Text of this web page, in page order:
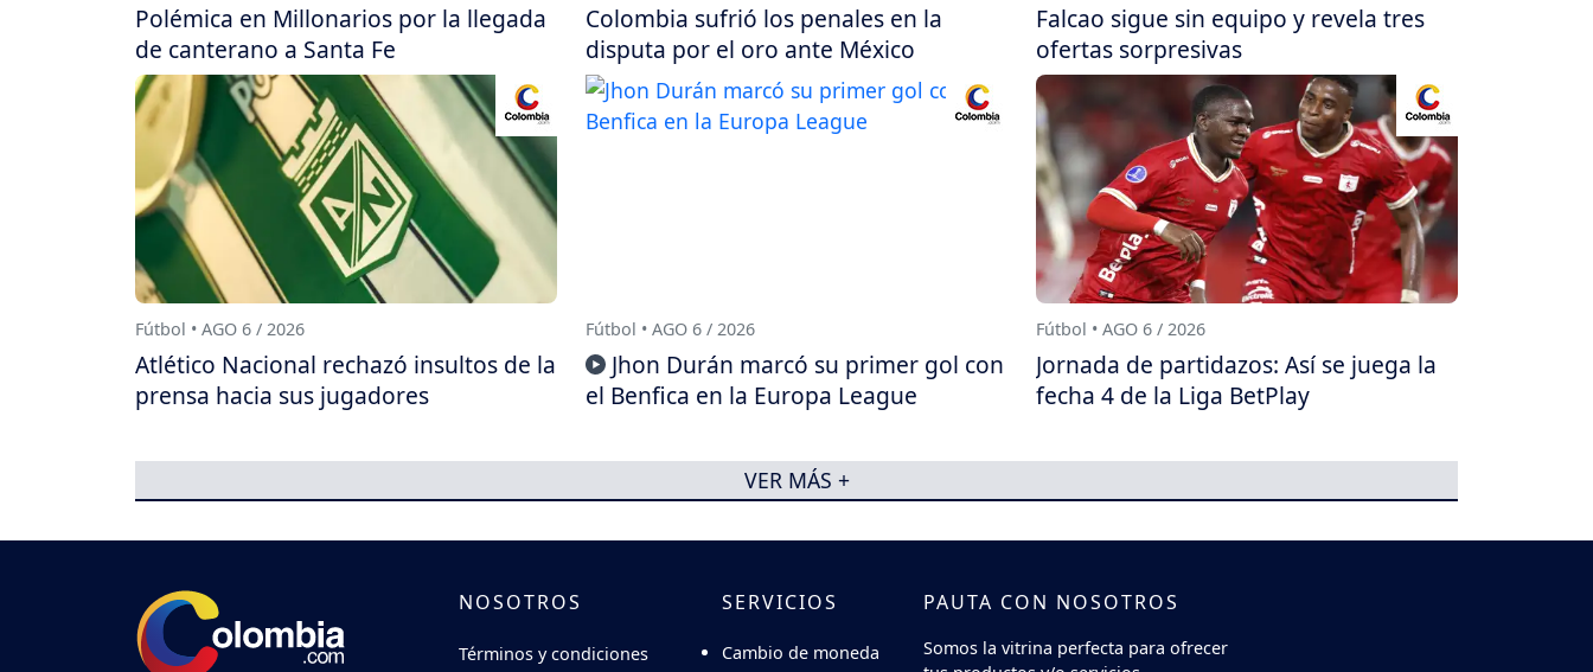
Polémica en Millonarios por la llegada
de canterano a Santa Fe
Colombia sufrió los penales en la
disputa por el oro ante México
Falcao sigue sin equipo y revela tres
ofertas sorpresivas
Fútbol • AGO 6 / 2026
Atlético Nacional rechazó insultos de la
prensa hacia sus jugadores
Fútbol • AGO 6 / 2026
Jhon Durán marcó su primer gol con
el Benfica en la Europa League
Fútbol • AGO 6 / 2026
Jornada de partidazos: Así se juega la
fecha 4 de la Liga BetPlay
VER MÁS +
NOSOTROS
Términos y condiciones
SERVICIOS
Cambio de moneda
PAUTA CON NOSOTROS
Somos la vitrina perfecta para ofrecer